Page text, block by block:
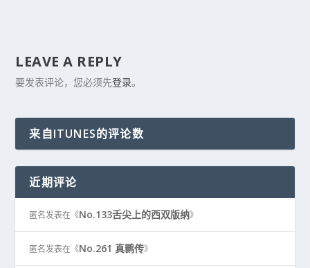
LEAVE A REPLY
要发表评论，您必须先登录。
来自ITUNES的评论数
近期评论
匿名发表在《No.133舌尖上的西双版纳》
匿名发表在《No.261 真鹮传》